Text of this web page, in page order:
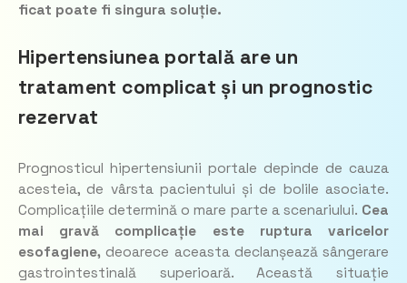
ficat poate fi singura soluție.
Hipertensiunea portală are un
tratament complicat și un prognostic
rezervat
Prognosticul hipertensiunii portale depinde de cauza
acesteia, de vârsta pacientului și de bolile asociate.
Complicațiile determină o mare parte a scenariului. Cea
mai gravă complicație este ruptura varicelor
esofagiene, deoarece aceasta declanșează sângerare
gastrointestinală superioară. Această situație